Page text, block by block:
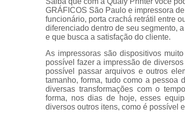
GRÁFICOS São Paulo e impressora
funcionário, porta crachá retrátil entre
diferenciado dentro de seu segmento,
e que busca a satisfação do cliente.
As impressoras são dispositivos
possível fazer a impressão de
possível passar arquivos e outros
tamanho, forma, tudo como a pessoa
diversas transformações com o
forma, nos dias de hoje, esses
diversos outros itens, como é possível